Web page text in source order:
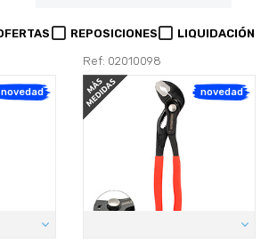
REPOSICIONES LIQUIDACIÓN
novedad
Ref: 02010098
novedad